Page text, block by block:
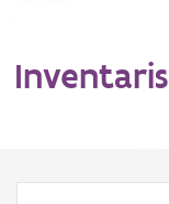
Inventaris